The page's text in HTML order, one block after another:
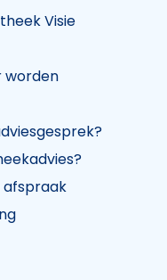
Visie
worden
afspraak